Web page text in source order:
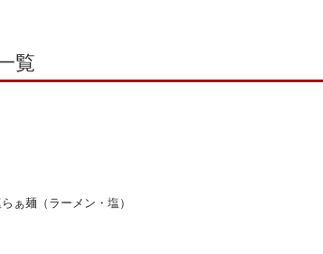
覧
ぁ麺（ラーメン・塩）